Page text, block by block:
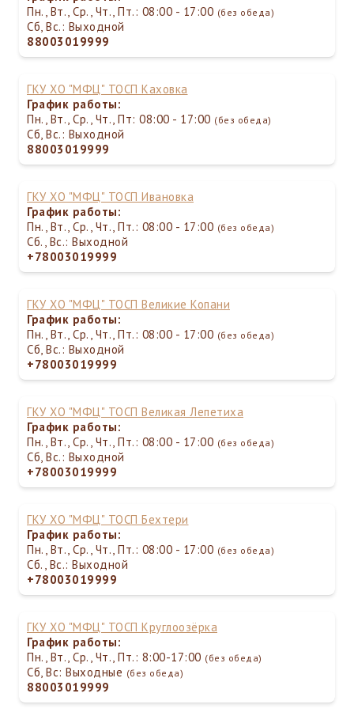
Пн., Вт., Ср., Чт., Пт.: 08:00 - 17:00 (без обеда)
Сб, Вс.: Выходной
88003019999
ГКУ ХО "МФЦ" ТОСП Каховка
График работы:
Пн., Вт., Ср., Чт., Пт: 08:00 - 17:00 (без обеда)
Сб, Вс.: Выходной
88003019999
ГКУ ХО "МФЦ" ТОСП Ивановка
График работы:
Пн., Вт., Ср., Чт., Пт.: 08:00 - 17:00 (без обеда)
Сб., Вс.: Выходной
+78003019999
ГКУ ХО "МФЦ" ТОСП Великие Копани
График работы:
Пн., Вт., Ср., Чт., Пт.: 08:00 - 17:00 (без обеда)
Сб, Вс.: Выходной
+78003019999
ГКУ ХО "МФЦ" ТОСП Великая Лепетиха
График работы:
Пн., Вт., Ср., Чт., Пт.: 08:00 - 17:00 (без обеда)
Сб, Вс.: Выходной
+78003019999
ГКУ ХО "МФЦ" ТОСП Бехтери
График работы:
Пн., Вт., Ср., Чт., Пт.: 08:00 - 17:00 (без обеда)
Сб., Вс.: Выходной
+78003019999
ГКУ ХО "МФЦ" ТОСП Круглоозёрка
График работы:
Пн., Вт., Ср., Чт., Пт.: 8:00-17:00 (без обеда)
Сб, Вс: Выходные (без обеда)
88003019999